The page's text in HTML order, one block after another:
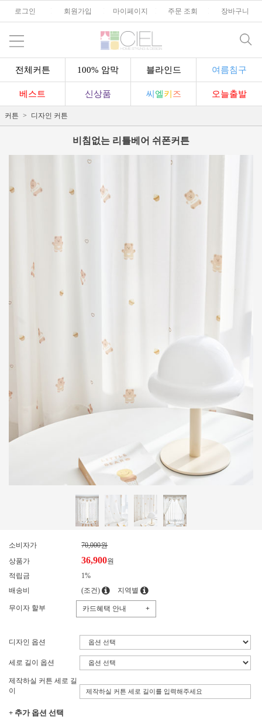
로그인 회원가입 마이페이지 주문 조회 장바구니
전체커튼 100% 암막 블라인드 여름침구
베스트 신상품 씨 엘키 즈 오늘출발
커튼 디자인 커튼
비침없는 리틀베어 쉬폰커튼
소비자가
70,000원
상품가
36,900원
적립금
1%
배송비
(조건) 지역별
무이자 할부 카드혜택 안내 +
디자인 옵션
세로 길이 옵션
제작하실 커튼 세로 길
이
+ 추가 옵션 선택